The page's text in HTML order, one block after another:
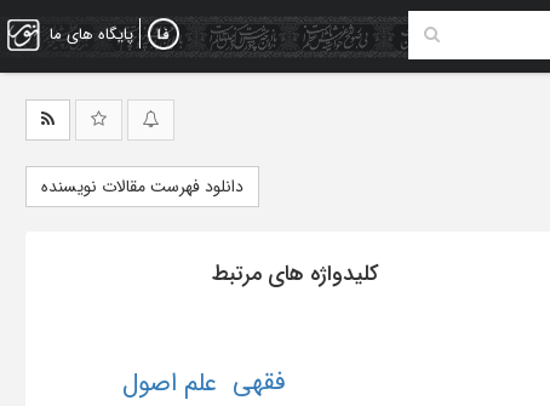
پایگاه های ما
دانلود فهرست مقالات نویسنده
کلیدواژه های مرتبط
علم اصول فقهی